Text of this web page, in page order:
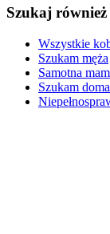
Szukaj również
Wszystkie
Szukam męża
Samotna
Szukam